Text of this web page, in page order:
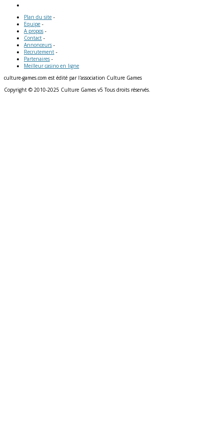
Plan du site -
Equipe -
A propos -
Contact -
Annonceurs -
Recrutement -
Partenaires -
Meilleur casino en ligne
culture-games.com est édité par l'association Culture Games
Copyright © 2010-2025 Culture Games v5 Tous droits réservés.